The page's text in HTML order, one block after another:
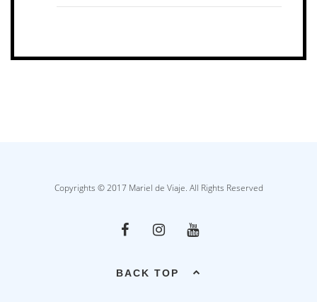
Copyrights © 2017 Mariel de Viaje. All Rights Reserved
BACK TOP